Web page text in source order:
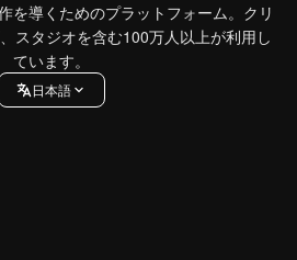
を導くためのプラットフォーム。クリ
スタジオを含む100万人以上が利用し
ています。
日本語